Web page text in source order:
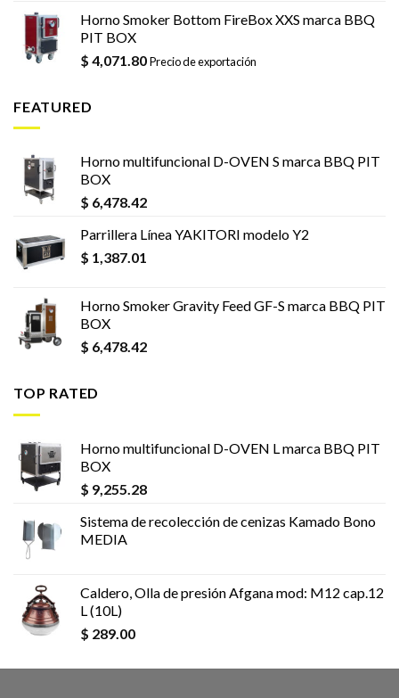
Horno Smoker Bottom FireBox XXS marca BBQ
PIT BOX
$ 4,071.80Precio de exportación
FEATURED
Horno multifuncional D-OVEN S marca BBQ PIT
BOX
$ 6,478.42
Parrillera Línea YAKITORI modelo Y2
$ 1,387.01
Horno Smoker Gravity Feed GF-S marca BBQ PIT
BOX
$ 6,478.42
TOP RATED
Horno multifuncional D-OVEN L marca BBQ PIT
BOX
$ 9,255.28
Sistema de recolección de cenizas Kamado Bono
MEDIA
Caldero, Olla de presión Afgana mod: M12 cap.12
L (10L)
$ 289.00